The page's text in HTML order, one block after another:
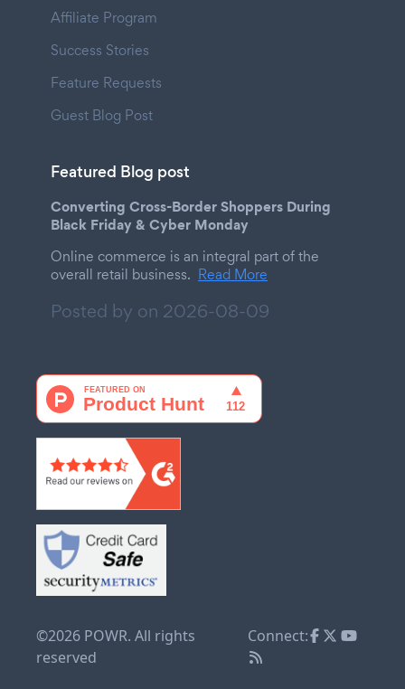
Affiliate Program
Success Stories
Feature Requests
Guest Blog Post
Featured Blog post
Converting Cross-Border Shoppers During
Black Friday & Cyber Monday
Online commerce is an integral part of the
overall retail business. Read More
Posted by on 2026-08-09
©2026 POWR. All rights
reserved
Connect: